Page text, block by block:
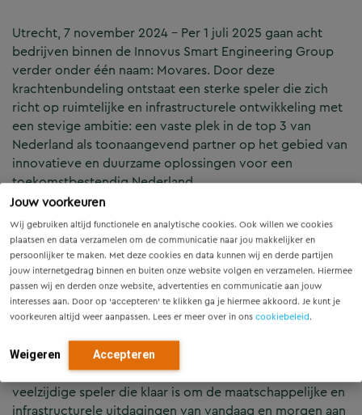
Jouw voorkeuren
Wij gebruiken altijd functionele en analytische cookies. Ook willen we cookies
plaatsen en data verzamelen om de communicatie naar jou makkelijker en
persoonlijker te maken. Met deze cookies en data kunnen wij en derde partijen
jouw internetgedrag binnen en buiten onze website volgen en verzamelen. Hiermee
passen wij en derden onze website, advertenties en communicatie aan jouw
interesses aan. Door op ‘accepteren’ te klikken ga je hiermee akkoord. Je kunt je
voorkeuren altijd weer aanpassen. Lees er meer over in ons cookiebeleid.
Weigeren Accepteren
Utrecht, 7 november 2024 – Per 1 juli 2025 gaan acht
bedrijven binnen de Innovus Smart Engineering Group
verder onder één naam: Movares. Door deze
krachtenbundeling ontstaat een sterke speler die zich
richt op ruimtelijke en infrastructurele ontwikkeling met
een stevige ambitie: een vaste plek in de top 3 van
Nederland als toonaangevend partner op het gebied van
innovatieve en duurzame oplossingen voor een
toekomstbestendig Nederland.
De acht bedrijven – Movares, Movares Water, BRO
Adviseurs in Ruimtelijke Ordening, MUG
Ingenieursbureau, Ingenieursburo Ulehake, Zonneveld
Ingenieurs, TRAJECT Adviseurs en Managers en B&Z
Bouwtechniek – laten hun individuele namen los per 1 juli
2025 en gaan samen verder onder het merk Movares
Smart Urban Engineering. Met circa 1.500 medewerkers
en een jaaromzet van meer dan EUR 200 miljoen maakt
deze integratie Movares tot een slagkrachtige en
veelzijdige speler die klaar is om de maatschappelijke en
infrastructurele uitdagingen van vandaag en morgen aan